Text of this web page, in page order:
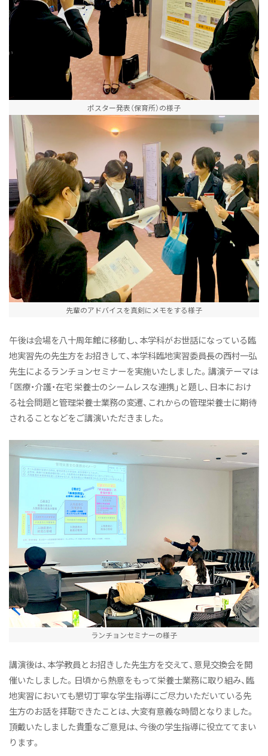
ポスター発表（保育所）の様子
先輩のアドバイスを真剣にメモをする様子
午後は会場を八十周年館に移動し、本学科がお世話になっている臨
地実習先の先生方をお招きして、本学科臨地実習委員長の西村一弘
先生によるランチョンセミナーを実施いたしました。講演テーマは
「医療・介護・在宅 栄養士のシームレスな連携」と題し、日本におけ
る社会問題と管理栄養士業務の変遷、これからの管理栄養士に期待
されることなどをご講演いただきました。
ランチョンセミナーの様子
講演後は、本学教員とお招きした先生方を交えて、意見交換会を開
催いたしました。日頃から熱意をもって栄養士業務に取り組み、臨
地実習においても懇切丁寧な学生指導にご尽力いただいている先
生方のお話を拝聴できたことは、大変有意義な時間となりました。
頂戴いたしました貴重なご意見は、今後の学生指導に役立ててまい
ります。